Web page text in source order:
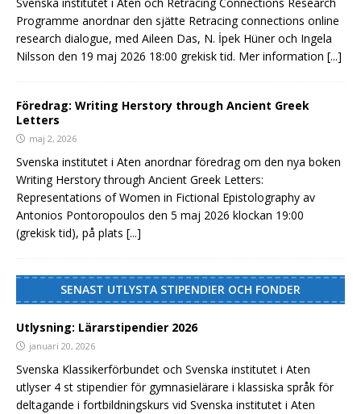
Svenska institutet i Aten och Retracing Connections Research
Programme anordnar den sjätte Retracing connections online
research dialogue, med Aileen Das, N. İpek Hüner och Ingela
Nilsson den 19 maj 2026 18:00 grekisk tid. Mer information [...]
Föredrag: Writing Herstory through Ancient Greek
Letters
maj 2, 2026
Svenska institutet i Aten anordnar föredrag om den nya boken
Writing Herstory through Ancient Greek Letters:
Representations of Women in Fictional Epistolography av
Antonios Pontoropoulos den 5 maj 2026 klockan 19:00
(grekisk tid), på plats [...]
SENAST UTLYSTA STIPENDIER OCH FONDER
Utlysning: Lärarstipendier 2026
januari 20, 2026
Svenska Klassikerförbundet och Svenska institutet i Aten
utlyser 4 st stipendier för gymnasielärare i klassiska språk för
deltagande i fortbildningskurs vid Svenska institutet i Aten